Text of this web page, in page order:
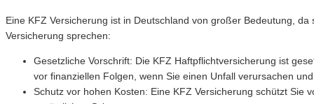
Eine KFZ Versicherung ist in Deutschland von großer Bedeutung,
Versicherung sprechen:
Gesetzliche Vorschrift: Die KFZ Haftpflichtversicherung ist
vor finanziellen Folgen, wenn Sie einen Unfall verursachen
Schutz vor hohen Kosten: Eine KFZ Versicherung schützt Sie